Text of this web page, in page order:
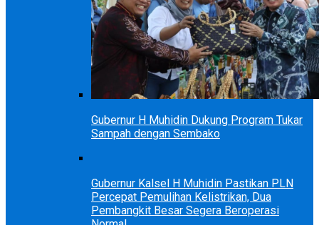
Gubernur H Muhidin Dukung Program Tukar
Sampah dengan Sembako
Gubernur Kalsel H Muhidin Pastikan PLN
Percepat Pemulihan Kelistrikan, Dua
Pembangkit Besar Segera Beroperasi